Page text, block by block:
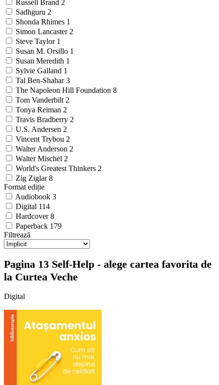
Russell Brand 2
Sadhguru 2
Shonda Rhimes 1
Simon Lancaster 2
Steve Taylor 1
Susan M. Orsillo 1
Susan Meredith 1
Sylvie Galland 1
Tal Ben-Shahar3
The Napoleon Hill Foundation 8
Tom Vanderbilt 2
Tonya Reiman 2
Travis Bradberry 2
U.S. Andersen 2
Vincent Trybou 2
Walter Anderson 2
Walter Mischel 2
World's Greatest Thinkers 2
Zig Ziglar8
Format ediție
Audiobook 3
Digital 114
Hardcover8
Paperback 179
Filtrează
Pagina 13 Self-Help - alege cartea favorita de
la Curtea Veche
Digital